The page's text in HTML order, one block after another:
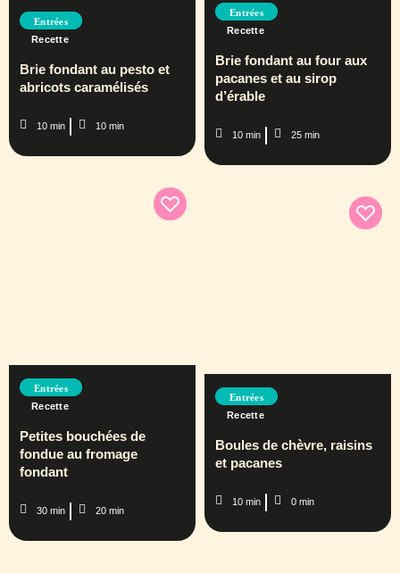
Entrées
Recette
Brie fondant au pesto et
abricots caramélisés
10 min 10 min
Entrées
Recette
Brie fondant au four aux
pacanes et au sirop
d’érable
10 min 25 min
Entrées
Recette
Petites bouchées de
fondue au fromage
fondant
30 min 20 min
Entrées
Recette
Boules de chèvre, raisins
et pacanes
10 min 0 min